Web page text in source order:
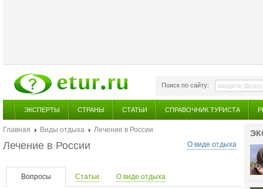
Поиск по сайту:
ЭКСПЕРТЫ СТРАНЫ СТАТЬИ СПРАВОЧНИК ТУРИСТА
Главная Виды отдыха
Лечение в России
О виде отдыха
Лечение в России
Вопросы Статьи О виде отдыха